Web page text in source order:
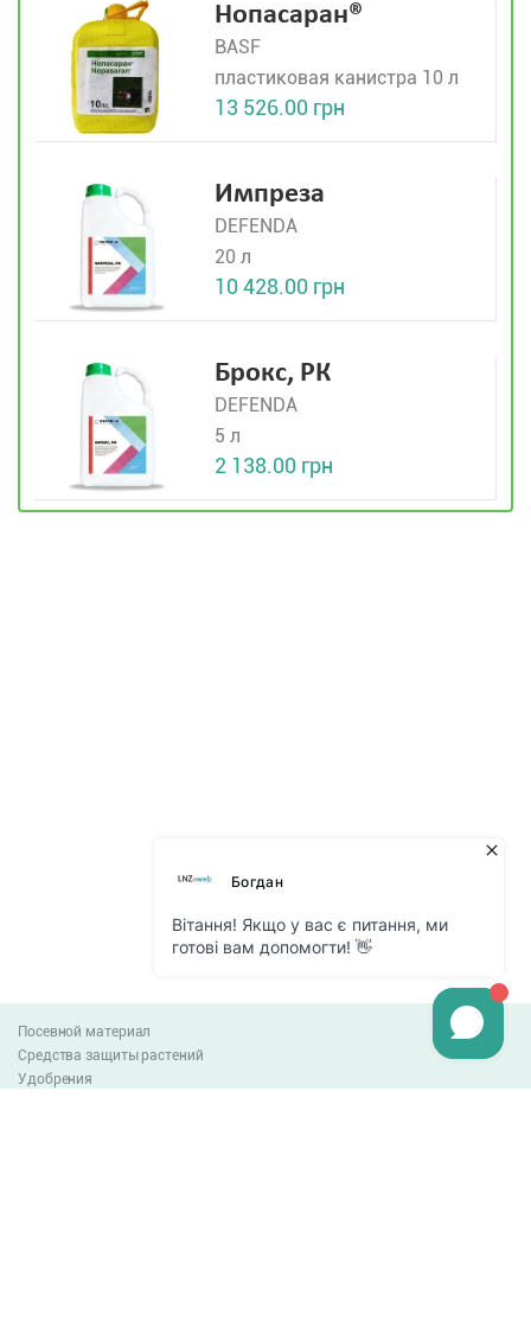
Нопасаран®
BASF
пластиковая канистра 10 л
13 526.00 грн
Импреза
DEFENDA
20 л
10 428.00 грн
Брокс, РК
DEFENDA
5 л
2 138.00 грн
Посевной материал
Средства защиты растений
Удобрения